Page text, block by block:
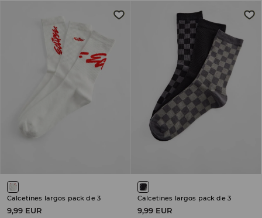
Calcetines largos pack de 3
9,99 EUR
Calcetines largos pack de 3
9,99 EUR